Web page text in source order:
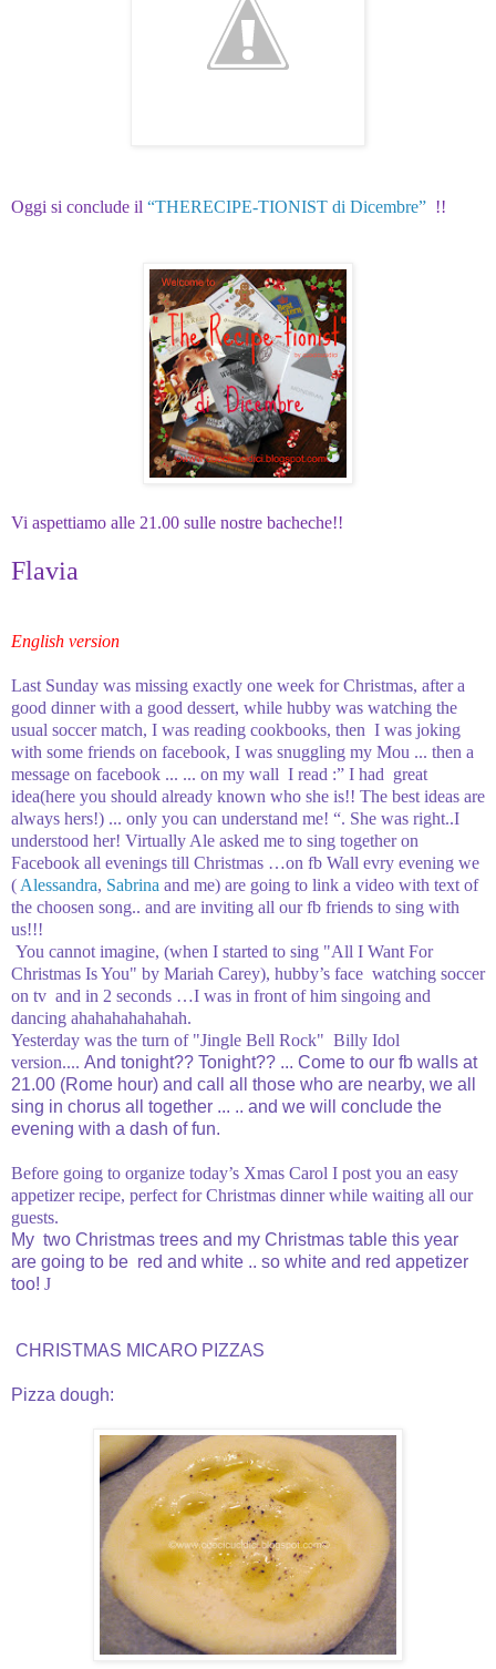
Oggi si conclude il “THERECIPE-TIONIST di Dicembre” !!
Vi aspettiamo alle 21.00 sulle nostre bacheche!!
Flavia
English version
Last Sunday was missing exactly one week for Christmas, after a
good dinner with a good dessert, while hubby was watching the
usual soccer match, I was reading cookbooks, then I was joking
with some friends on facebook, I was snuggling my Mou ... then a
message on facebook ... ... on my wall I read :” I had great
idea(here you should already known who she is!! The best ideas are
always hers!) ... only you can understand me! “. She was right..I
understood her! Virtually Ale asked me to sing together on
Facebook all evenings till Christmas …on fb Wall evry evening we
( Alessandra, Sabrina and me) are going to link a video with text of
the choosen song.. and are inviting all our fb friends to sing with
us!!!
You cannot imagine, (when I started to sing "All I Want For
Christmas Is You" by Mariah Carey), hubby’s face watching soccer
on tv and in 2 seconds …I was in front of him singoing and
dancing ahahahahahahah.
Yesterday was the turn of "Jingle Bell Rock" Billy Idol
version.... And tonight?? Tonight?? ... Come to our fb walls at
21.00 (Rome hour) and call all those who are nearby, we all
sing in chorus all together ... .. and we will conclude the
evening with a dash of fun.
Before going to organize today’s Xmas Carol I post you an easy
appetizer recipe, perfect for Christmas dinner while waiting all our
guests.
My two Christmas trees and my Christmas table this year
are going to be red and white .. so white and red appetizer
too! J
CHRISTMAS MICARO PIZZAS
Pizza dough: